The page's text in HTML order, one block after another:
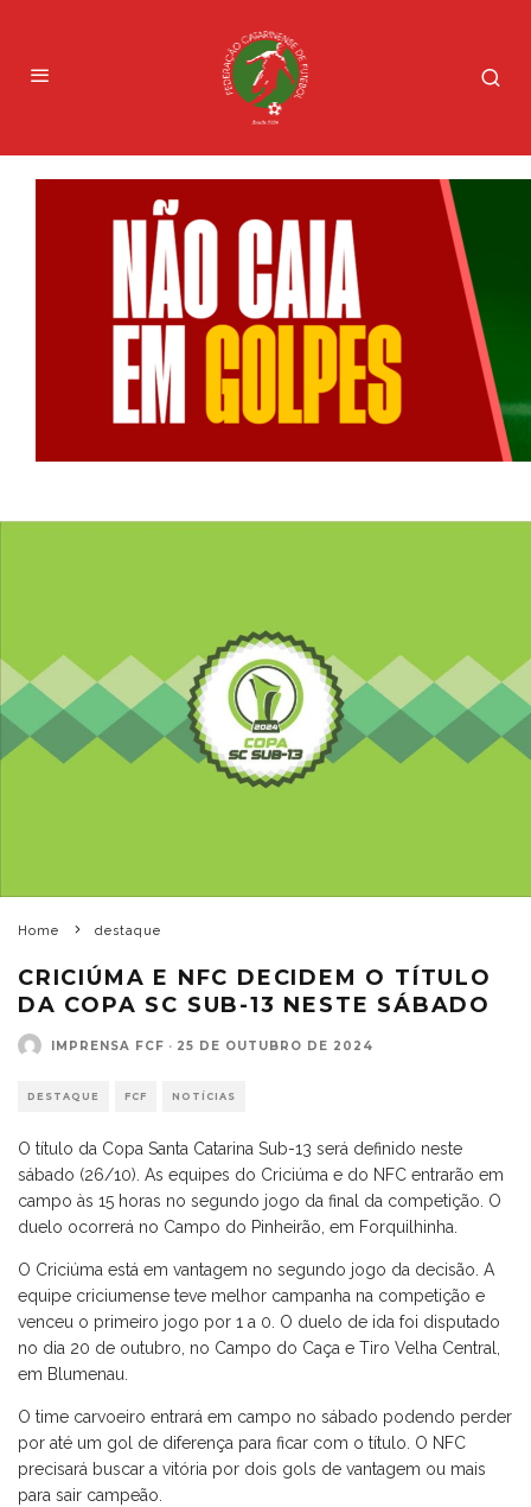
Home destaque
CRICIÚMA E NFC DECIDEM O TÍTULO
DA COPA SC SUB-13 NESTE SÁBADO
IMPRENSA FCF · 25 DE OUTUBRO DE 2024
DESTAQUE FCF NOTÍCIAS
O título da Copa Santa Catarina Sub-13 será definido neste
sábado (26/10). As equipes do Criciúma e do NFC entrarão em
campo às 15 horas no segundo jogo da final da competição. O
duelo ocorrerá no Campo do Pinheirão, em Forquilhinha.
O Criciúma está em vantagem no segundo jogo da decisão. A
equipe criciumense teve melhor campanha na competição e
venceu o primeiro jogo por 1 a 0. O duelo de ida foi disputado
no dia 20 de outubro, no Campo do Caça e Tiro Velha Central,
em Blumenau.
O time carvoeiro entrará em campo no sábado podendo perder
por até um gol de diferença para ficar com o título. O NFC
precisará buscar a vitória por dois gols de vantagem ou mais
para sair campeão.